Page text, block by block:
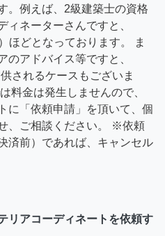
。例えば、2級建築士の資格
ィネーターさんですと、
ほどとなっております。 ま
のアドバイス等ですと、
されるケースもございま
料金は発生しませんので、
に「依頼申請」を頂いて、個
、ご相談ください。 ※依頼
済前）であれば、キャンセル
リアコーディネートを依頼す